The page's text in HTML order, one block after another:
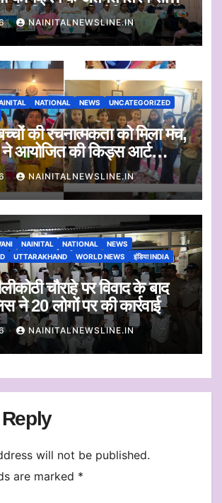
चित्रण प्रतियोगिता
NAINITALNEWSLINE.IN
NATIONAL NEWS
UNCATEGORIZED
की रचनात्मकता को मिला मंच,
आयोजित की किड्स आर्ट
NAINITALNEWSLINE.IN
NAINITAL NATIONAL
NEWS
UTTARAKHAND WORLD NEWS
इंडिया INDIA
चौराहे पर विवाद के बाद
ने 20 लोगों पर की कार्रवाई
NAINITALNEWSLINE.IN
will not be published.
are marked *